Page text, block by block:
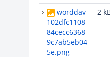
worddav
102dfc1108
84cecc6368
9c7ab5eb04
5e.png
2